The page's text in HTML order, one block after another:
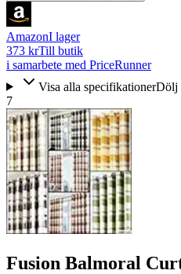
AmazonI lager
373 krTill butik
i samarbete med PriceRunner
Visa alla specifikationerDölj
7
Fusion Balmoral